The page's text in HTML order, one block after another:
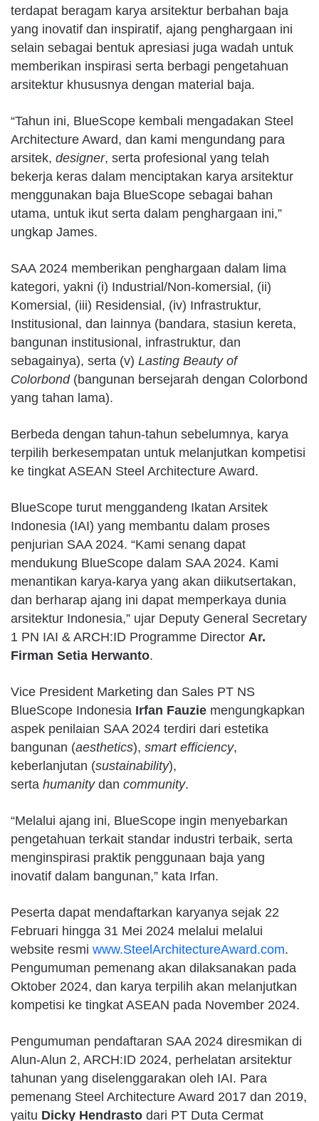
terdapat beragam karya arsitektur berbahan baja
yang inovatif dan inspiratif, ajang penghargaan ini
selain sebagai bentuk apresiasi juga wadah untuk
memberikan inspirasi serta berbagi pengetahuan
arsitektur khususnya dengan material baja.
“Tahun ini, BlueScope kembali mengadakan Steel
Architecture Award, dan kami mengundang para
arsitek, designer, serta profesional yang telah
bekerja keras dalam menciptakan karya arsitektur
menggunakan baja BlueScope sebagai bahan
utama, untuk ikut serta dalam penghargaan ini,”
ungkap James.
SAA 2024 memberikan penghargaan dalam lima
kategori, yakni (i) Industrial/Non-komersial, (ii)
Komersial, (iii) Residensial, (iv) Infrastruktur,
Institusional, dan lainnya (bandara, stasiun kereta,
bangunan institusional, infrastruktur, dan
sebagainya), serta (v) Lasting Beauty of
Colorbond (bangunan bersejarah dengan Colorbond
yang tahan lama).
Berbeda dengan tahun-tahun sebelumnya, karya
terpilih berkesempatan untuk melanjutkan kompetisi
ke tingkat ASEAN Steel Architecture Award.
BlueScope turut menggandeng Ikatan Arsitek
Indonesia (IAI) yang membantu dalam proses
penjurian SAA 2024. “Kami senang dapat
mendukung BlueScope dalam SAA 2024. Kami
menantikan karya-karya yang akan diikutsertakan,
dan berharap ajang ini dapat memperkaya dunia
arsitektur Indonesia,” ujar Deputy General Secretary
1 PN IAI & ARCH:ID Programme Director Ar.
Firman Setia Herwanto.
Vice President Marketing dan Sales PT NS
BlueScope Indonesia Irfan Fauzie mengungkapkan
aspek penilaian SAA 2024 terdiri dari estetika
bangunan (aesthetics), smart efficiency,
keberlanjutan (sustainability),
serta humanitydan community.
“Melalui ajang ini, BlueScope ingin menyebarkan
pengetahuan terkait standar industri terbaik, serta
menginspirasi praktik penggunaan baja yang
inovatif dalam bangunan,” kata Irfan.
Peserta dapat mendaftarkan karyanya sejak 22
Februari hingga 31 Mei 2024 melalui melalui
website resmi www.SteelArchitectureAward.com.
Pengumuman pemenang akan dilaksanakan pada
Oktober 2024, dan karya terpilih akan melanjutkan
kompetisi ke tingkat ASEAN pada November 2024.
Pengumuman pendaftaran SAA 2024 diresmikan di
Alun-Alun 2, ARCH:ID 2024, perhelatan arsitektur
tahunan yang diselenggarakan oleh IAI. Para
pemenang Steel Architecture Award 2017 dan 2019,
yaitu Dicky Hendrasto dari PT Duta Cermat